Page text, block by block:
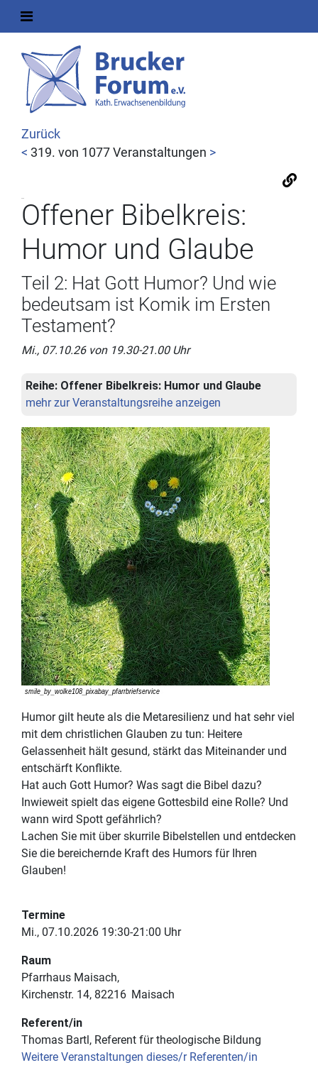
Zurück
< 319. von 1077 Veranstaltungen >
Offener Bibelkreis:
Humor und Glaube
Teil 2: Hat Gott Humor? Und wie
bedeutsam ist Komik im Ersten
Testament?
Mi., 07.10.26 von 19.30-21.00 Uhr
Reihe: Offener Bibelkreis: Humor und Glaube
mehr zur Veranstaltungsreihe anzeigen
Humor gilt heute als die Metaresilienz und hat sehr viel
mit dem christlichen Glauben zu tun: Heitere
Gelassenheit hält gesund, stärkt das Miteinander und
entschärft Konflikte.
Hat auch Gott Humor? Was sagt die Bibel dazu?
Inwieweit spielt das eigene Gottesbild eine Rolle? Und
wann wird Spott gefährlich?
Lachen Sie mit über skurrile Bibelstellen und entdecken
Sie die bereichernde Kraft des Humors für Ihren
Glauben!
Termine
Mi., 07.10.2026 19:30-21:00 Uhr
Raum
Pfarrhaus Maisach
Kirchenstr. 14 82216 Maisach
Referent/in
Thomas Bartl, Referent für theologische Bildung
Weitere Veranstaltungen dieses/r Referenten/in